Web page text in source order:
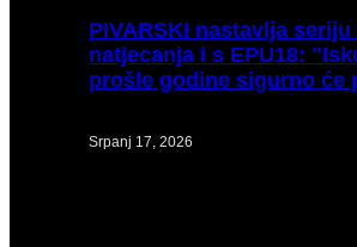
PIVARSKI nastavlja seriju
natjecanja i s EPU18:
prošle godine sigurno će
Srpanj 17, 2026